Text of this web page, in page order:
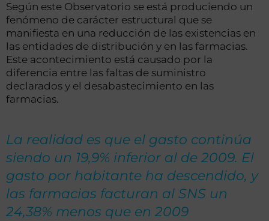
Según este Observatorio se está produciendo un
fenómeno de carácter estructural que se
manifiesta en una reducción de las existencias en
las entidades de distribución y en las farmacias.
Este acontecimiento está causado por la
diferencia entre las faltas de suministro
declarados y el desabastecimiento en las
farmacias.
La realidad es que el gasto continúa
siendo un 19,9% inferior al de 2009. El
gasto por habitante ha descendido, y
las farmacias facturan al SNS un
24,38% menos que en 2009